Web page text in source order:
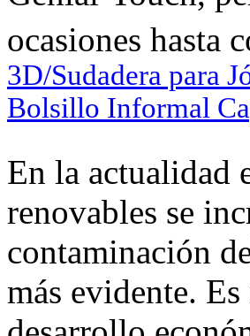
ocasiones hasta
3D/Sudadera para
Bolsillo Informal
En la actualidad
renovables se
contaminación
más evidente.